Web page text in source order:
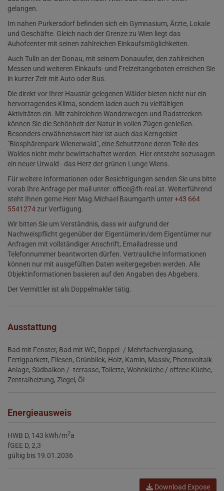
gelangen.
Im nahen Purkersdorf befinden sich ein Gymnasium, Ärzte, Lokale
und Geschäfte. Gleich nach der Grenze zu Wien liegt das
Auhofcenter mit seinen zahlreichen Einkaufsmöglichkeiten.
Auch Tulln an der Donau, mit seinem Donauufer, den zahlreichen
Messen und weiteren Einkaufs- und Freizeitangeboten erreichen Sie
in kurzer Zeit mit Auto oder Bus.
Die direkt vor Ihrer Haustür gelegenen Wälder bieten nicht nur ein
hervorragendes Klima, sondern laden auch zu vielfältigen
Aktivitäten ein. Mit zahlreichen Wanderwegen und Radstrecken
können Sie die Schönheit der Natur in vollen Zügen genießen.
Besonders erwähnenswert hier ist auch das Kerngebiet
"Biosphärenpark Wienerwald", eine Schutzzone deren Teile des
Waldes nicht mehr bewirtschaftet werden. Hier entsteht sozusagen
ein neuer Urwald - das Herz der grünen Lunge Wiens.
Für weitere Informationen oder Besichtigungen senden Sie uns bitte
vorab Ihre Anfrage per mail unter: office@fh-real.at. Weiterführend
steht Ihnen gerne Herr Mag.Michael Baumgarth unter+43 664
5541274zur Verfügung.
Wir bitten Sie um Verständnis, dass wir aufgrund der
Nachweispflicht gegenüber der Eigentümerin/dem Eigentümer nur
Anfragen mit vollständiger Anschrift, Emailadresse und
Telefonnummer beantworten dürfen. Vertrauliche Informationen
können nur mit ausgefüllten Daten weitergegeben werden. Alle
Objektinformationen basieren auf den Angaben des Abgebers.
Der Vermittler ist als Doppelmakler tätig.
Ausstattung
Bad mit Fenster Bad mit WC Doppel- / Mehrfachverglasung
Fertigparkett Fliesen Grünblick Holz Kamin Massiv Photovoltaik
Anlage Südbalkon / -terrasse Toilette Wohnküche / offene Küche
Zentralheizung Ziegel Öl
Energieausweis
HWB D, 143 kWh/m2a
fGEE D, 2,3
gültig bis 19.01.2036
Download Expose